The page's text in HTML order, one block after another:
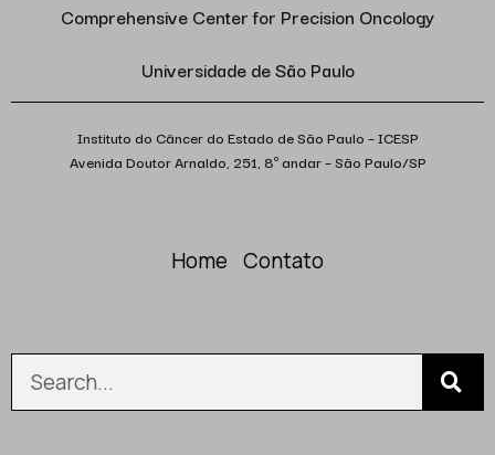
Comprehensive Center for Precision Oncology
Universidade de São Paulo
Instituto do Câncer do Estado de São Paulo – ICESP
Avenida Doutor Arnaldo, 251, 8º andar – São Paulo/SP
Home Contato